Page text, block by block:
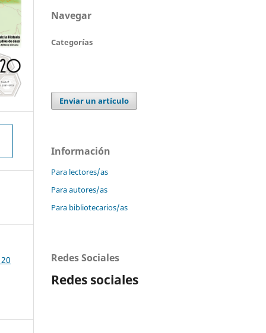
Navegar
Categorías
Enviar un artículo
Información
Para lectores/as
Para autores/as
Para bibliotecarios/as
Redes Sociales
Redes sociales